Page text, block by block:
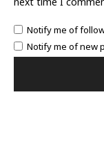
Notify me of
Notify me of new